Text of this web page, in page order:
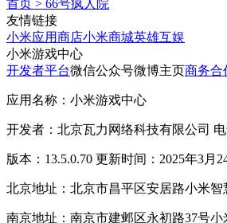
首页 > 66号疯人院
友情链接
小米应用商店小米商城英雄互娱
小米游戏中心
开发者平台微信公众号微博主页商务合
应用名称：小米游戏中心
开发者：北京瓦力网络科技有限公司 电
版本：13.5.0.70 更新时间：2025年3月
北京地址：北京市昌平区安居路小米智
南京地址：南京市建邺区永初路37号小